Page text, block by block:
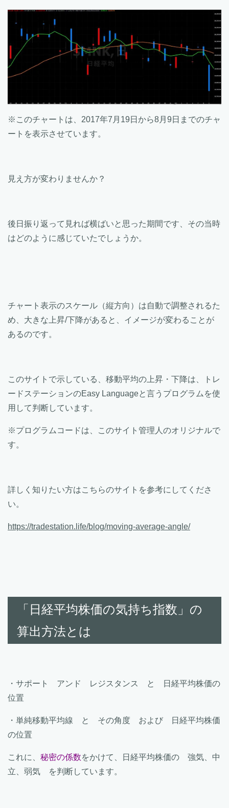
※このチャートは、2017年7月19日から8月9日までのチャ
ートを表示させています。
見え方が変わりませんか？
後日振り返って見れば横ばいと思った期間です、その当時
はどのように感じていたでしょうか。
チャート表示のスケール（縦方向）は自動で調整されるた
め、大きな上昇/下降があると、イメージが変わることが
あるのです。
このサイトで示している、移動平均の上昇・下降は、トレ
ードステーションのEasy Languageと言うプログラムを使
用して判断しています。
※プログラムコードは、このサイト管理人のオリジナルで
す。
詳しく知りたい方はこちらのサイトを参考にしてくださ
い。
https://tradestation.life/blog/moving-average-angle/
「日経平均株価の気持ち指数」の
算出方法とは
・サポート アンド レジスタンス と 日経平均株価の
位置
・単純移動平均線 と その角度 および 日経平均株価
の位置
これに、 秘密の係数をかけて、日経平均株価の 強気、中
立、弱気 を判断しています。